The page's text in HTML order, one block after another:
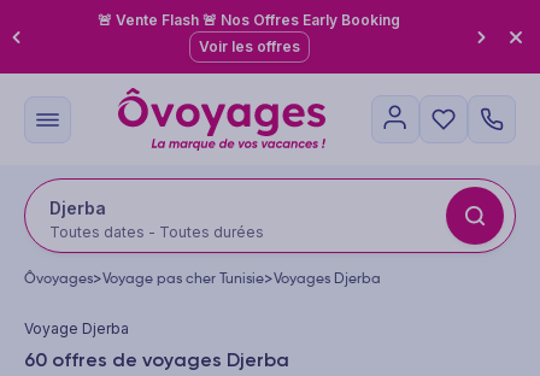
🚨 Vente Flash 🚨 Nos Offres Early Booking
Voir les offres
Djerba
Toutes dates - Toutes durées
Ôvoyages>Voyage pas cher Tunisie>Voyages Djerba
Voyage Djerba
60 offres de voyages Djerba